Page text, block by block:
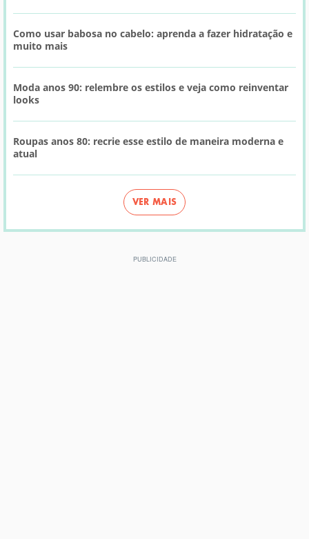
Como usar babosa no cabelo: aprenda a fazer hidratação e
muito mais
Moda anos 90: relembre os estilos e veja como reinventar
looks
Roupas anos 80: recrie esse estilo de maneira moderna e
atual
VER MAIS